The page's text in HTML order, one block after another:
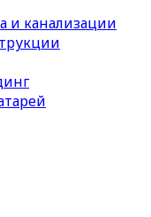
и канализации